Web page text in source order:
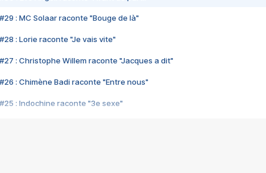
#29 : MC Solaar raconte "Bouge de là"
#28 : Lorie raconte "Je vais vite"
#27 : Christophe Willem raconte "Jacques a dit"
#26 : Chimène Badi raconte "Entre nous"
#25 : Indochine raconte "3e sexe"